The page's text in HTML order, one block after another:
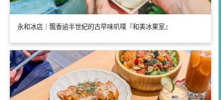
永和冰店｜飄香逾半世紀的古早味叭噗『和美冰果室』